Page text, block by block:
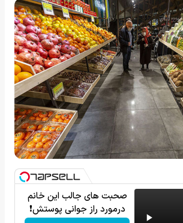
صحبت های جالب این خانم
درمورد راز جوانی پوستش❗